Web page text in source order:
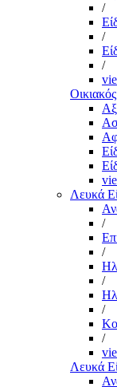
/
/
/
Λευκά
/
/
/
/
/
Λευκά